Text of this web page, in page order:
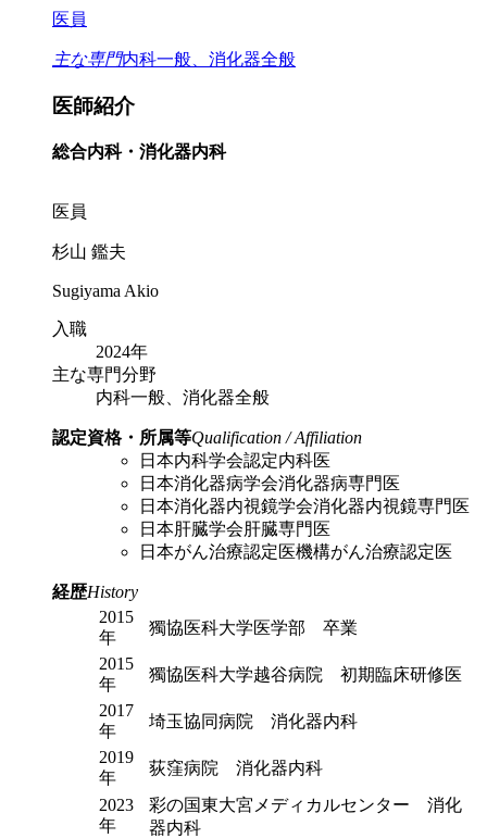
医員
主な専門内科一般、消化器全般
医師紹介
総合内科・消化器内科
医員
杉山 鑑夫
Sugiyama Akio
入職
2024年
主な専門分野
内科一般、消化器全般
認定資格・所属等Qualification / Affiliation
日本内科学会認定内科医
日本消化器病学会消化器病専門医
日本消化器内視鏡学会消化器内視鏡専門医
日本肝臓学会肝臓専門医
日本がん治療認定医機構がん治療認定医
経歴History
2015
年
獨協医科大学医学部 卒業
2015
年
獨協医科大学越谷病院 初期臨床研修医
2017
年
埼玉協同病院 消化器内科
2019
年
荻窪病院 消化器内科
2023
年
彩の国東大宮メディカルセンター 消化
器内科